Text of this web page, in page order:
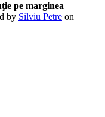
pe marginea
by Silviu Petre on